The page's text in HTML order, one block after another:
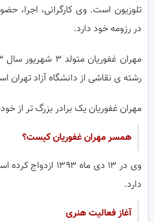
تلوزیون است. وی کارگرانی، اجرا،
در رزومه خود دارد.
رشته ی نقاشی از دانشگاه آزاد تهران
مهران غفوریان یک برادر بزرگ تر از
همسر مهران غفوریان کیست؟
وی در ۱۳ دی ماه
دارد.
آغاز فعالیت هنری